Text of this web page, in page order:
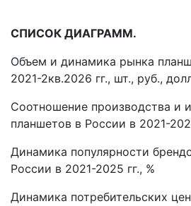
СПИСОК ДИАГРАММ.
Объем и динамика рынка
2021-2кв.2026 гг., шт., руб.,
Соотношение производства и
планшетов в России в 2021-
Динамика популярности
России в 2021-2025 гг., %
Динамика потребительских